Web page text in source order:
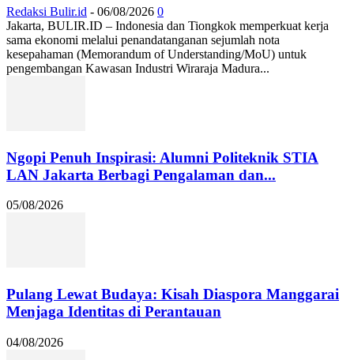
Redaksi Bulir.id - 06/08/2026 0
Jakarta, BULIR.ID – Indonesia dan Tiongkok memperkuat kerja
sama ekonomi melalui penandatanganan sejumlah nota
kesepahaman (Memorandum of Understanding/MoU) untuk
pengembangan Kawasan Industri Wiraraja Madura...
Ngopi Penuh Inspirasi: Alumni Politeknik STIA
LAN Jakarta Berbagi Pengalaman dan...
05/08/2026
Pulang Lewat Budaya: Kisah Diaspora Manggarai
Menjaga Identitas di Perantauan
04/08/2026